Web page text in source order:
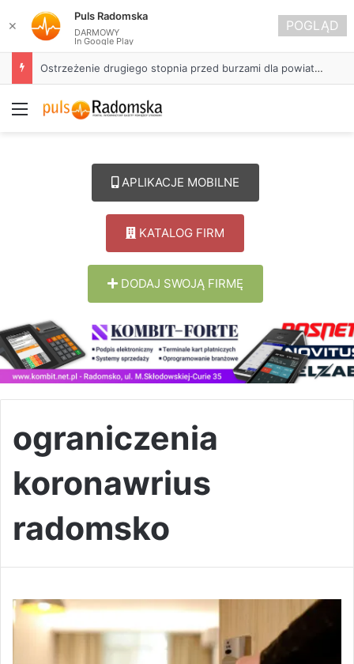
Ostrzeżenie drugiego stopnia przed burzami dla powiatu radomszczańskiego
Menu
APLIKACJE MOBILNE
KATALOG FIRM
DODAJ SWOJĄ FIRMĘ
ograniczenia
koronawrius
radomsko
✕
Puls Radomska
DARMOWY
In Google Play
POGLĄD